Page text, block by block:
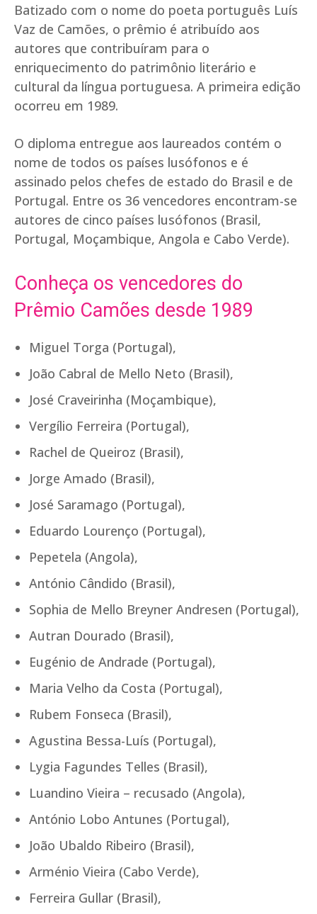
Batizado com o nome do poeta português Luís
Vaz de Camões, o prêmio é atribuído aos
autores que contribuíram para o
enriquecimento do patrimônio literário e
cultural da língua portuguesa. A primeira edição
ocorreu em 1989.
O diploma entregue aos laureados contém o
nome de todos os países lusófonos e é
assinado pelos chefes de estado do Brasil e de
Portugal. Entre os 36 vencedores encontram-se
autores de cinco países lusófonos (Brasil,
Portugal, Moçambique, Angola e Cabo Verde).
Conheça os vencedores do
Prêmio Camões desde 1989
Miguel Torga (Portugal),
João Cabral de Mello Neto (Brasil),
José Craveirinha (Moçambique),
Vergílio Ferreira (Portugal),
Rachel de Queiroz (Brasil),
Jorge Amado (Brasil),
José Saramago (Portugal),
Eduardo Lourenço (Portugal),
Pepetela (Angola),
António Cândido (Brasil),
Sophia de Mello Breyner Andresen (Portugal),
Autran Dourado (Brasil),
Eugénio de Andrade (Portugal),
Maria Velho da Costa (Portugal),
Rubem Fonseca (Brasil),
Agustina Bessa-Luís (Portugal),
Lygia Fagundes Telles (Brasil),
Luandino Vieira – recusado (Angola),
António Lobo Antunes (Portugal),
João Ubaldo Ribeiro (Brasil),
Arménio Vieira (Cabo Verde),
Ferreira Gullar (Brasil),